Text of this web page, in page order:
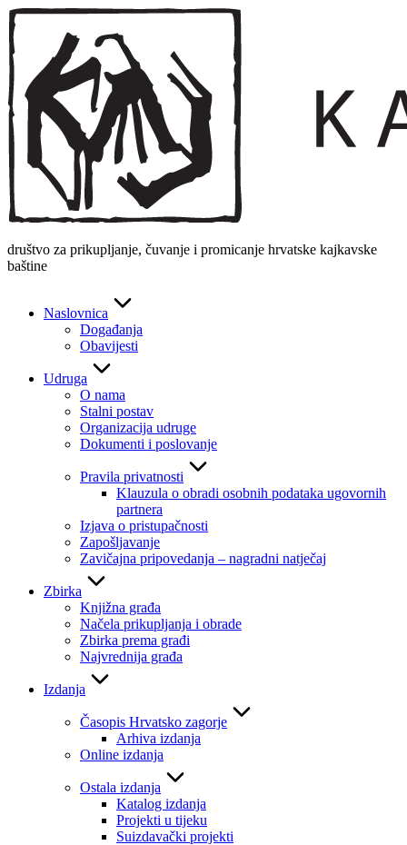
Skip
to
content
društvo za prikupljanje, čuvanje i promicanje hrvatske kajkavske
baštine
Naslovnica
Događanja
Obavijesti
Udruga
O nama
Stalni postav
Organizacija udruge
Dokumenti i poslovanje
Pravila privatnosti
Klauzula o obradi osobnih podataka ugovornih
partnera
Izjava o pristupačnosti
Zapošljavanje
Zavičajna pripovedanja – nagradni natječaj
Zbirka
Knjižna građa
Načela prikupljanja i obrade
Zbirka prema građi
Najvrednija građa
Izdanja
Časopis Hrvatsko zagorje
Arhiva izdanja
Online izdanja
Ostala izdanja
Katalog izdanja
Projekti u tijeku
Suizdavački projekti